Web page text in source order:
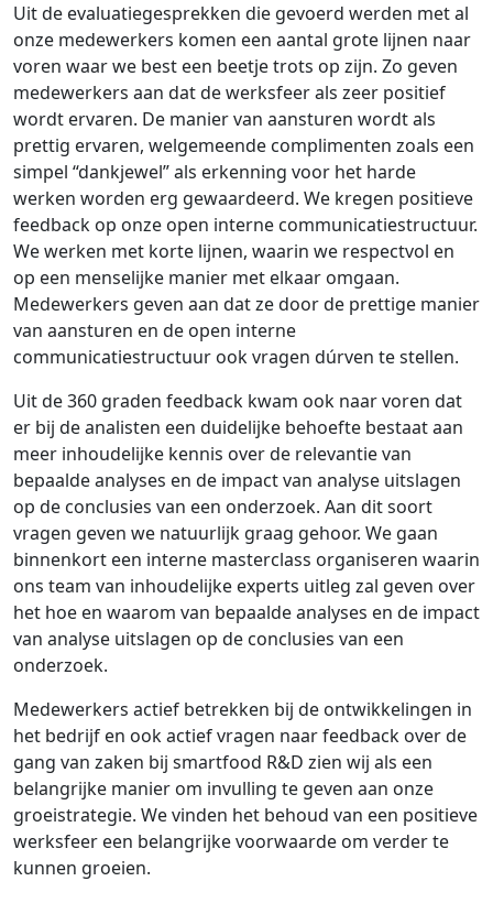
Uit de evaluatiegesprekken die gevoerd werden met al
onze medewerkers komen een aantal grote lijnen naar
voren waar we best een beetje trots op zijn. Zo geven
medewerkers aan dat de werksfeer als zeer positief
wordt ervaren. De manier van aansturen wordt als
prettig ervaren, welgemeende complimenten zoals een
simpel “dankjewel” als erkenning voor het harde
werken worden erg gewaardeerd. We kregen positieve
feedback op onze open interne communicatiestructuur.
We werken met korte lijnen, waarin we respectvol en
op een menselijke manier met elkaar omgaan.
Medewerkers geven aan dat ze door de prettige manier
van aansturen en de open interne
communicatiestructuur ook vragen dúrven te stellen.
Uit de 360 graden feedback kwam ook naar voren dat
er bij de analisten een duidelijke behoefte bestaat aan
meer inhoudelijke kennis over de relevantie van
bepaalde analyses en de impact van analyse uitslagen
op de conclusies van een onderzoek. Aan dit soort
vragen geven we natuurlijk graag gehoor. We gaan
binnenkort een interne masterclass organiseren waarin
ons team van inhoudelijke experts uitleg zal geven over
het hoe en waarom van bepaalde analyses en de impact
van analyse uitslagen op de conclusies van een
onderzoek.
Medewerkers actief betrekken bij de ontwikkelingen in
het bedrijf en ook actief vragen naar feedback over de
gang van zaken bij smartfood R&D zien wij als een
belangrijke manier om invulling te geven aan onze
groeistrategie. We vinden het behoud van een positieve
werksfeer een belangrijke voorwaarde om verder te
kunnen groeien.